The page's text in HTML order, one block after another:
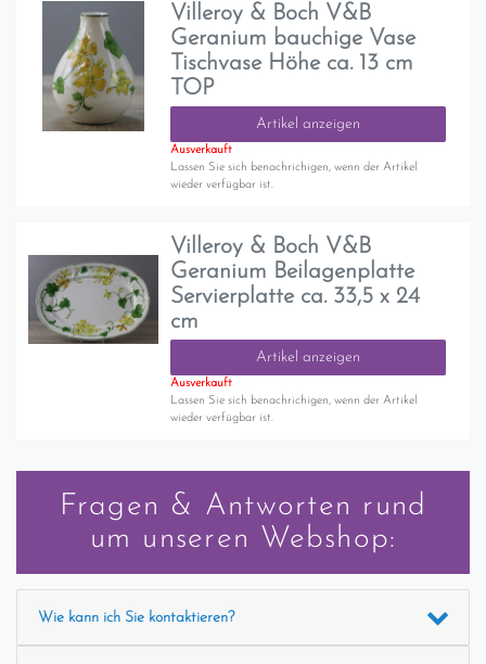
Villeroy & Boch V&B
Geranium bauchige Vase
Tischvase Höhe ca. 13 cm
TOP
Artikel anzeigen
Ausverkauft
Lassen Sie sich benachrichigen, wenn der Artikel
wieder verfügbar ist.
Villeroy & Boch V&B
Geranium Beilagenplatte
Servierplatte ca. 33,5 x 24
cm
Artikel anzeigen
Ausverkauft
Lassen Sie sich benachrichigen, wenn der Artikel
wieder verfügbar ist.
Fragen & Antworten rund
um unseren Webshop:
Wie kann ich Sie kontaktieren?